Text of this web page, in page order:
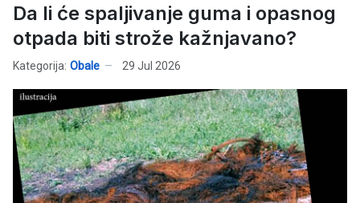
Da li će spaljivanje guma i opasnog
otpada biti strože kažnjavano?
Kategorija: Obale 29 Jul 2026